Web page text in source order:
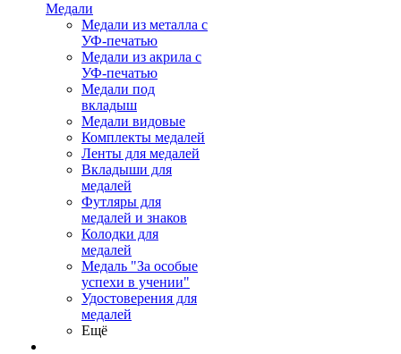
Медали
Медали из металла с
УФ-печатью
Медали из акрила с
УФ-печатью
Медали под
вкладыш
Медали видовые
Комплекты медалей
Ленты для медалей
Вкладыши для
медалей
Футляры для
медалей и знаков
Колодки для
медалей
Медаль "За особые
успехи в учении"
Удостоверения для
медалей
Ещё